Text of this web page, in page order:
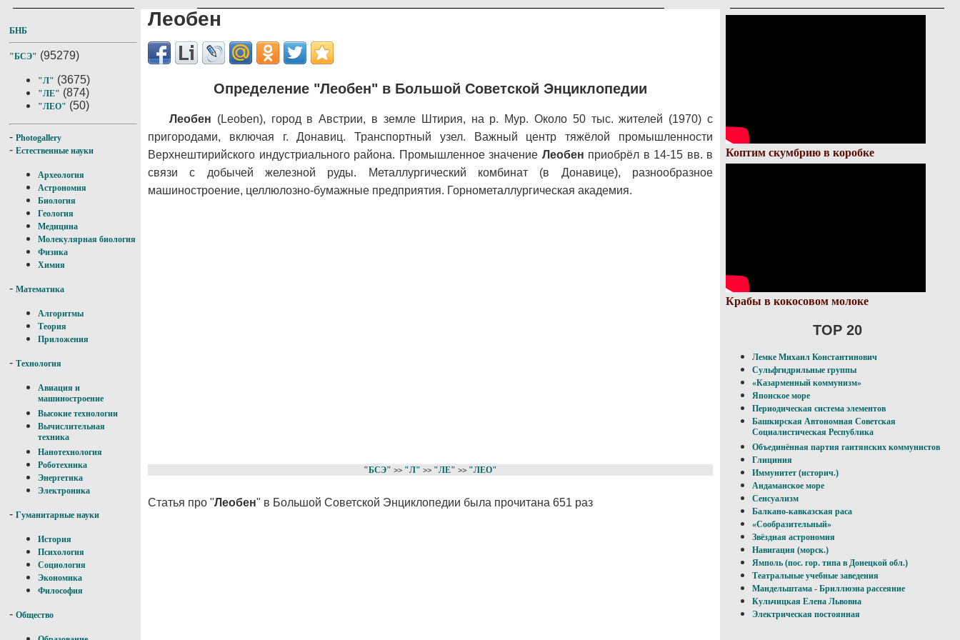
БНБ
"БСЭ" (95279)
"Л" (3675)
"ЛЕ" (874)
"ЛЕО" (50)
- Photogallery
- Естественные науки
Археология
Астрономия
Биология
Геология
Медицина
Молекулярная биология
Физика
Химия
- Математика
Алгоритмы
Теория
Приложения
- Технология
Авиация и
машиностроение
Высокие технологии
Вычислительная
техника
Нанотехнология
Роботехника
Энергетика
Электроника
- Гуманитарные науки
История
Психология
Социология
Экономика
Философия
- Общество
Леобен
Определение "Леобен" в Большой Советской Энциклопедии
Леобен (Leoben), город в Австрии, в земле Штирия, на р. Мур. Около 50 тыс. жителей (1970) с
пригородами, включая г. Донавиц. Транспортный узел. Важный центр тяжёлой промышленности
Верхнештирийского индустриального района. Промышленное значение Леобен приобрёл в 14-15 вв. в
связи с добычей железной руды. Металлургический комбинат (в Донавице), разнообразное
машиностроение, целлюлозно-бумажные предприятия. Горнометаллургическая академия.
"БСЭ" >> "Л" >> "ЛЕ" >> "ЛЕО"
Статья про "Леобен" в Большой Советской Энциклопедии была прочитана 651 раз
Коптим скумбрию в коробке
Крабы в кокосовом молоке
TOP 20
Лемке Михаил Константинович
Сульфгидрильные группы
«Казарменный коммунизм»
Японское море
Периодическая система элементов
Башкирская Автономная Советская
Социалистическая Республика
Объединённая партия гаитянских коммунистов
Глициния
Иммунитет (историч.)
Андаманское море
Сенсуализм
Балкано-кавказская раса
«Сообразительный»
Звёздная астрономия
Навигация (морск.)
Ямполь (пос. гор. типа в Донецкой обл.)
Театральные учебные заведения
Мандельштама - Бриллюэна рассеяние
Кульчицкая Елена Львовна
Электрическая постоянная